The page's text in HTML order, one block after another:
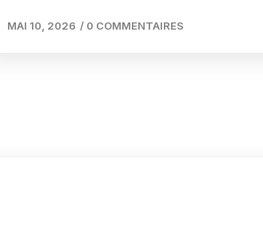
MAI 10, 2026 / 0 COMMENTAIRES